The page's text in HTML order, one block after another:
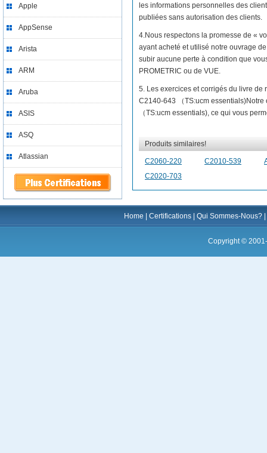
Apple
AppSense
Arista
ARM
Aruba
ASIS
ASQ
Atlassian
les informations personnelles des
publiées sans autorisation des clients.
4.Nous respectons la promesse de «
ayant acheté et utilisé notre ouvrage
subir aucune perte à condition que
PROMETRIC ou de VUE.
5. Les exercices et corrigés du livre de
C2140-643 （TS:ucm
（TS:ucm essentials), ce qui vous
Produits similaires!
C2060-220 C2010-539
C2020-703
Home Certifications Qui Sommes-Nous?
Copyright ©